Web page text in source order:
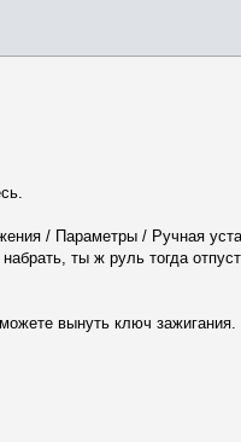
/ Параметры / Ручная
ты ж руль тогда
вынуть ключ зажигания.